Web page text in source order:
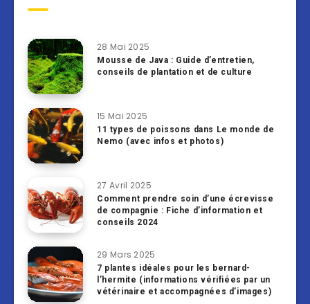
28 Mai 2025
Mousse de Java : Guide d’entretien,
conseils de plantation et de culture
15 Mai 2025
11 types de poissons dans Le monde de
Nemo (avec infos et photos)
27 Avril 2025
Comment prendre soin d’une écrevisse
de compagnie : Fiche d’information et
conseils 2024
29 Mars 2025
7 plantes idéales pour les bernard-
l’hermite (informations vérifiées par un
vétérinaire et accompagnées d’images)